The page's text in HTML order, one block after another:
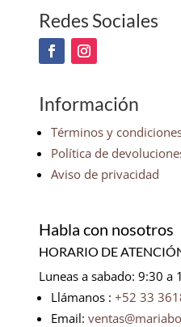
Redes Sociales
Información
Términos y
Política de
Aviso de privacidad
Habla con nosotros
HORARIO DE
Luneas a sabado: 9:30 a
Llámanos : +52 33
Email: